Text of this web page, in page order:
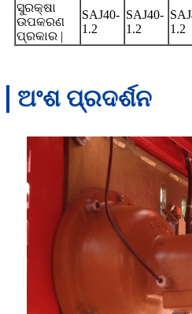
ସୁରକ୍ଷା
ଉପକରଣ
ପ୍ରକାର |
SAJ40-
1.2
SAJ40-
1.2
1.2
ଅଂଶ ପ୍ରଦର୍ଶନ